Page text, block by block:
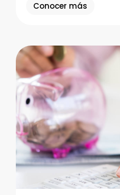
Conocer más